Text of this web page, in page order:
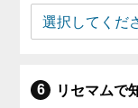
リセマムで